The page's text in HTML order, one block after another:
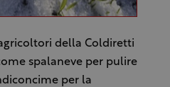
della Coldiretti
spalaneve per pulire
per la